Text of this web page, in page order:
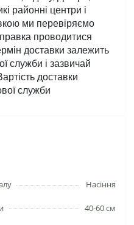
районні центри і
ми перевіряємо
проводитися
доставки залежить
служби і зазвичай
доставки
служби
Насіння
40-60 см